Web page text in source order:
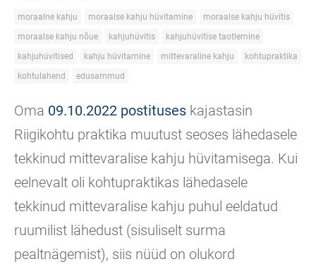
moraalne kahju moraalse kahju hüvitamine
moraalse kahju hüvitis
moraalse kahju nõue
kahjuhüvitis
kahjuhüvitise taotlemine
kahjuhüvitised
kahju hüvitamine mittevaraline kahju
kohtupraktika
kohtulahend
edusammud
Oma 09.10.2022 postituses kajastasin
Riigikohtu praktika muutust seoses lähedasele
tekkinud mittevaralise kahju hüvitamisega. Kui
eelnevalt oli kohtupraktikas lähedasele
tekkinud mittevaralise kahju puhul eeldatud
ruumilist lähedust (sisuliselt surma
pealtnägemist), siis nüüd on olukord